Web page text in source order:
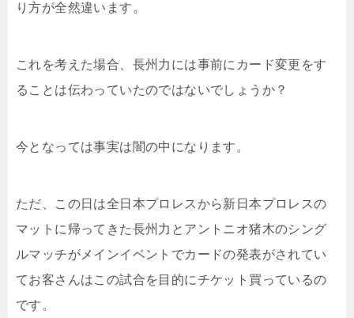
り方が全然違います。
これを考えた場合、長州力には事前にカード変更をす
ることは伝わっていたのではないでしょうか？
今となっては事実は闇の中になります。
ただ、この日は全日本プロレスから新日本プロレスの
マットに帰ってきた長州力とアントニオ猪木のシング
ルマッチがメインイベントでカードの発表がされてい
てお客さんはこの試合を目的にチケット買っているの
です。